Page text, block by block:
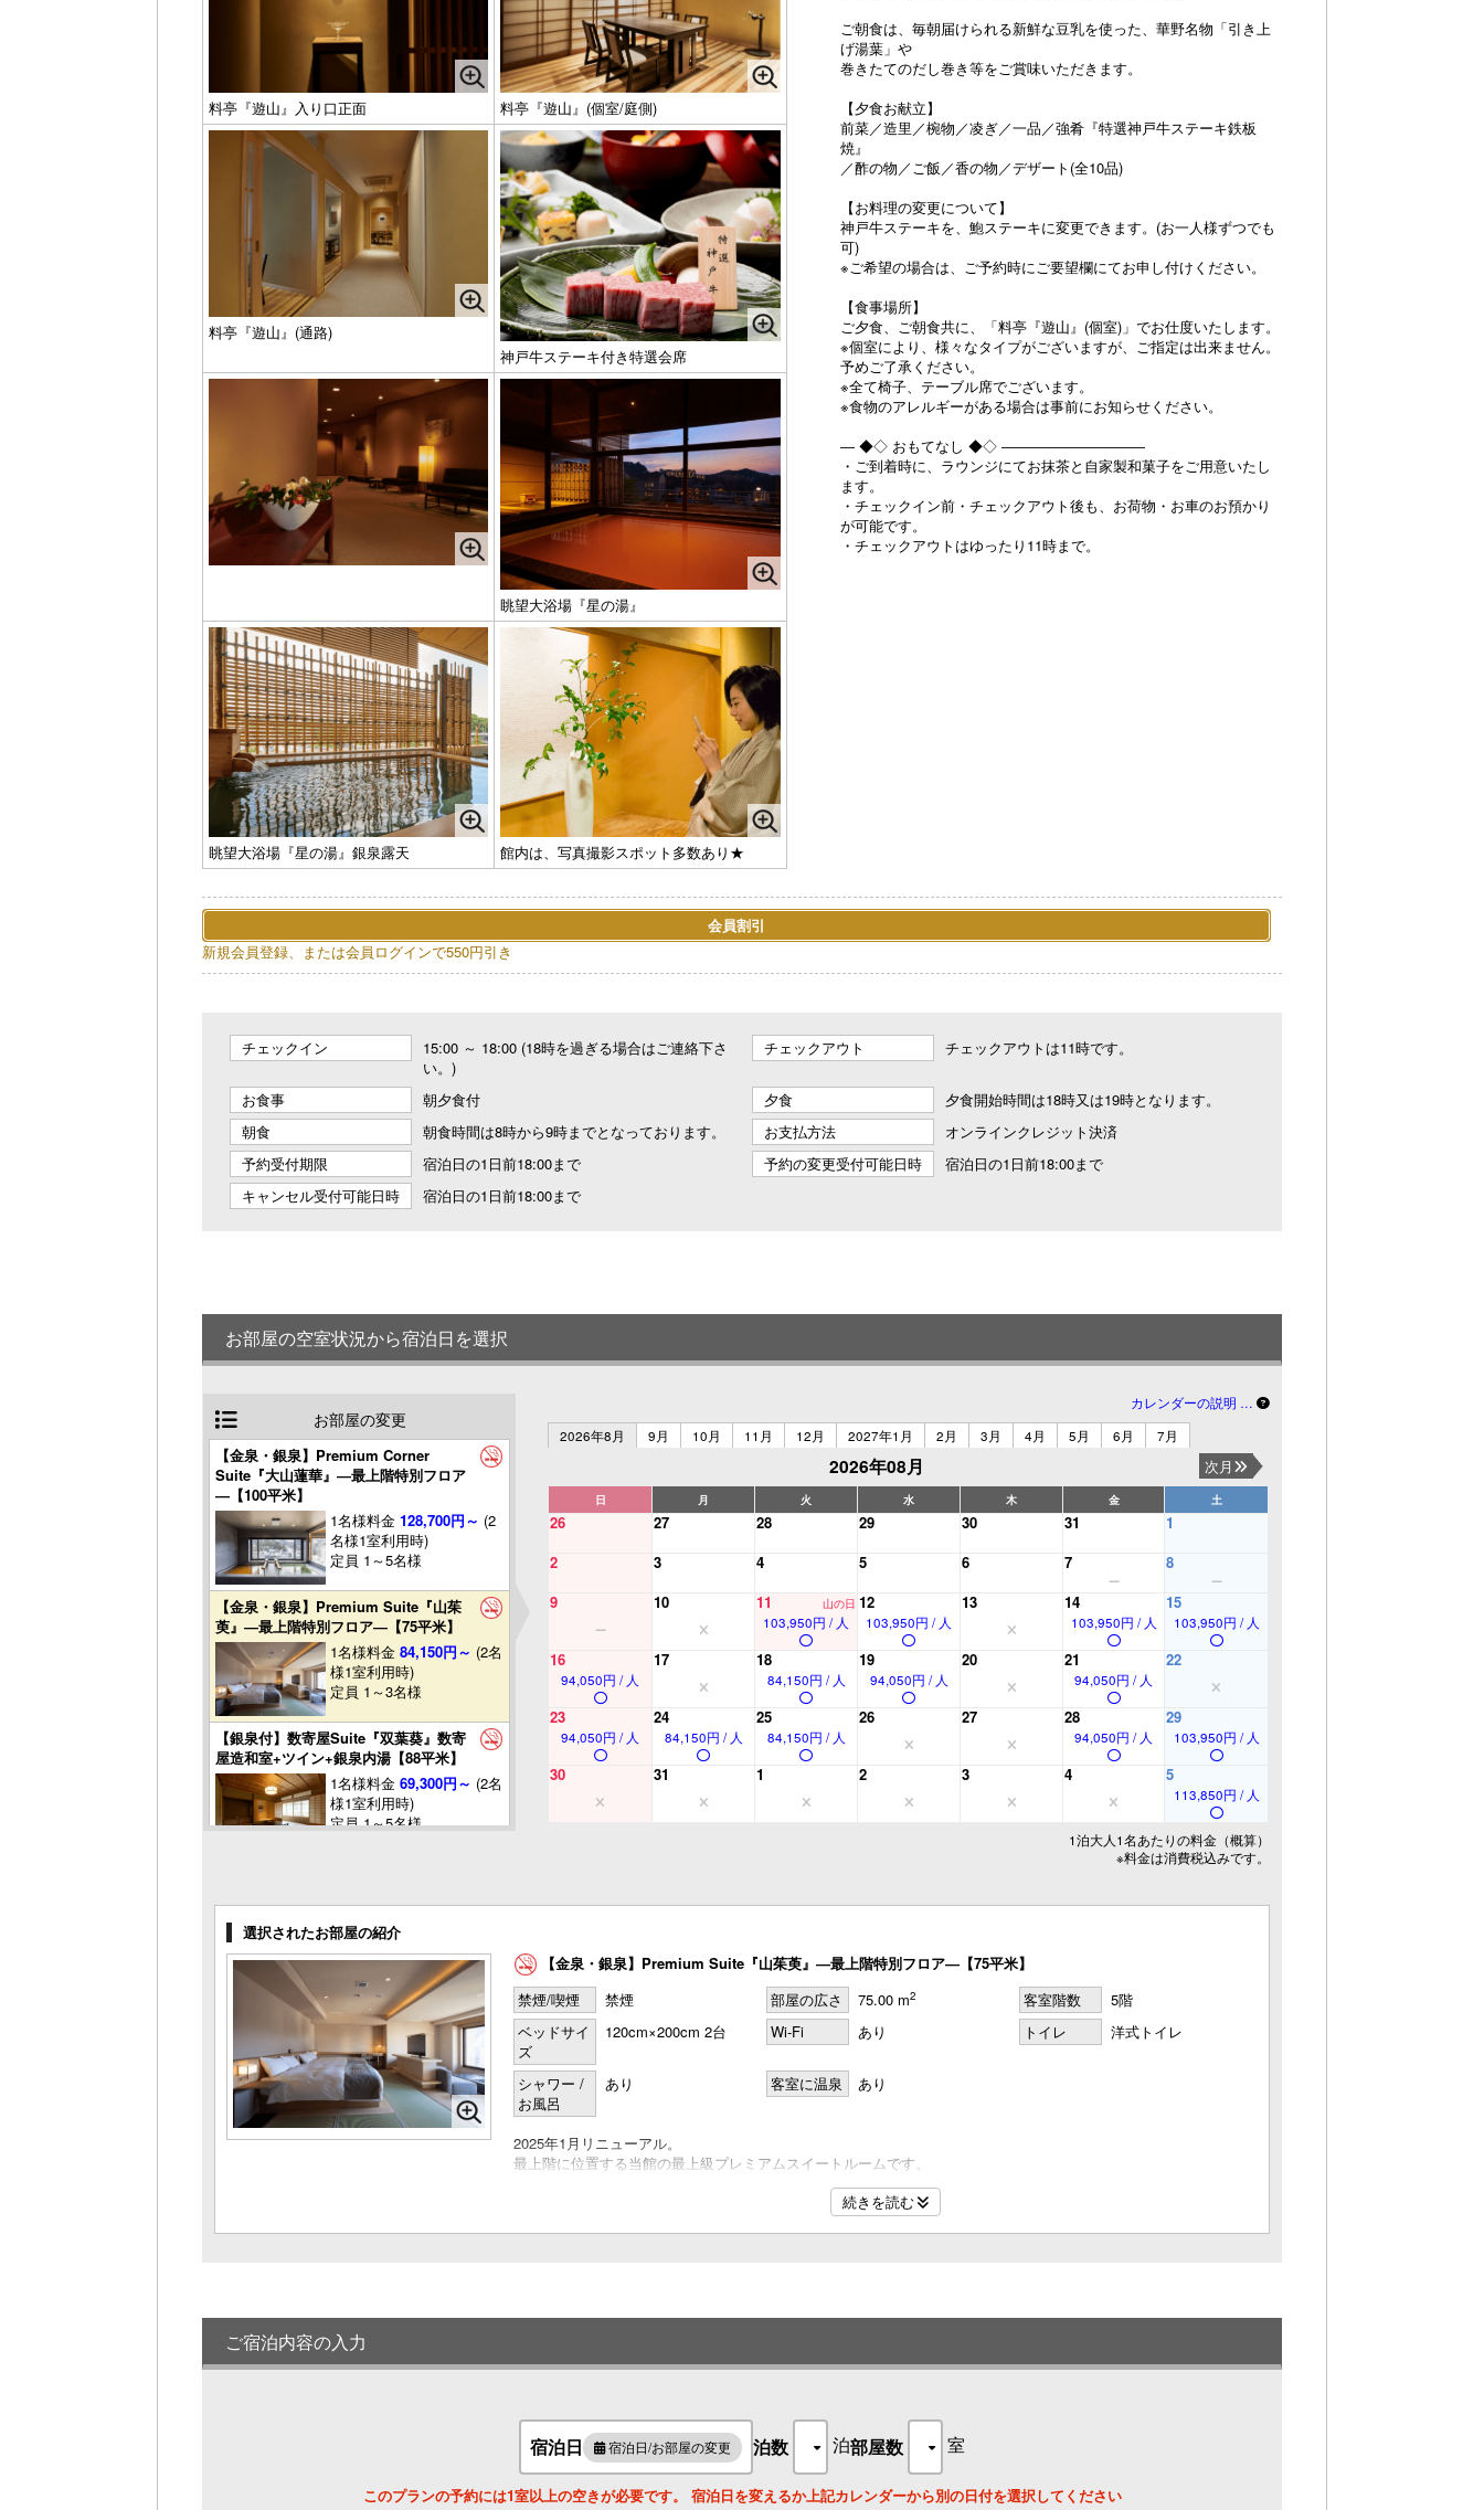
ご朝食は、毎朝届けられる新鮮な豆乳を使った、華野名物「引き上
げ湯葉」や
巻きたてのだし巻き等をご賞味いただきます。
【夕食お献立】
前菜／造里／椀物／凌ぎ／一品／強肴『特選神戸牛ステーキ鉄板
焼』
／酢の物／ご飯／香の物／デザート(全10品)
【お料理の変更について】
神戸牛ステーキを、鮑ステーキに変更できます。(お一人様ずつでも
可)
※ご希望の場合は、ご予約時にご要望欄にてお申し付けください。
【食事場所】
ご夕食、ご朝食共に、「料亭『遊山』(個室)」でお仕度いたします。
※個室により、様々なタイプがございますが、ご指定は出来ません。
予めご了承ください。
※全て椅子、テーブル席でございます。
※食物のアレルギーがある場合は事前にお知らせください。
― ◆◇ おもてなし ◆◇ ――――――――――
・ご到着時に、ラウンジにてお抹茶と自家製和菓子をご用意いたし
ます。
・チェックイン前・チェックアウト後も、お荷物・お車のお預かり
が可能です。
・チェックアウトはゆったり11時まで。
料亭『遊山』入り口正面 料亭『遊山』(個室/庭側)
料亭『遊山』(通路)
神戸牛ステーキ付き特選会席
眺望大浴場『星の湯』
眺望大浴場『星の湯』銀泉露天 館内は、写真撮影スポット多数あり★
会員割引
新規会員登録、または会員ログインで550円引き
チェックイン
15:00 ～ 18:00 (18時を過ぎる場合はご連絡下さ
い。)
チェックアウト チェックアウトは11時です。
お食事 朝夕食付 夕食
夕食開始時間は18時又は19時となります。
朝食
朝食時間は8時から9時までとなっております。 お支払方法
オンラインクレジット決済
予約受付期限
宿泊日の1日前18:00まで 予約の変更受付可能日時
宿泊日の1日前18:00まで
キャンセル受付可能日時
宿泊日の1日前18:00まで
お部屋の空室状況から宿泊日を選択
お部屋の変更
【金泉・銀泉】Premium Corner
Suite『大山蓮華』―最上階特別フロア
―【100平米】
1名様料金128,700円～ (2
名様1室利用時)
定員 1～5名様
【金泉・銀泉】Premium Suite『山茱
萸』―最上階特別フロア―【75平米】
1名様料金84,150円～ (2名
様1室利用時)
定員 1～3名様
【銀泉付】数寄屋Suite『双葉葵』数寄
屋造和室+ツイン+銀泉内湯【88平米】
1名様料金69,300円～ (2名
様1室利用時)
定員 1～5名様
平米】
1名様料金64,350円～
様1室利用時)
定員 1～4名様
【銀泉付】Suite『八角蓮』キングベッ
ド+書斎+銀泉半露天【65平米】
1名様料金44,550円～
様1室利用時)
定員 1～2名様
和室12.5畳＋9畳＋広縁＜4階／高層階＞
【64平米】
和室10畳+広縁＜4階／高層階＞【40平
和室10畳+広縁＜2階～3階＞【40平米】
1名様料金42,570円～(2名
カレンダーの説明 …
2026年8月
9月 10月 11月 12月 2027年1月 2月 3月 4月 5月 6月 7月
2026年08月 次月
日 月 火 水 木 金 土
26 27 28 29 30 31
1
2
3 4 5 6 7
8
9
10 11 山の日
103,950円 / 人
12
103,950円 / 人
13 14
103,950円 / 人
15
103,950円 / 人
16
94,050円 / 人
17 18
84,150円 / 人
19
94,050円 / 人
20 21
94,050円 / 人
22
23
94,050円 / 人
24
84,150円 / 人
25
84,150円 / 人
26 27 28
94,050円 / 人
29
103,950円 / 人
30 31 1 2 3 4 5
113,850円 / 人
1泊大人1名あたりの料金（概算）
※料金は消費税込みです。
選択されたお部屋の紹介
【金泉・銀泉】Premium Suite『山茱萸』―最上階特別フロア―【75平米】
禁煙/喫煙
禁煙 部屋の広さ 75.00 m2 客室階数
5階
ベッドサイ
ズ
120cm×200cm 2台 Wi-Fi あり トイレ 洋式トイレ
シャワー /
お風呂
あり 客室に温泉 あり
2025年1月リニューアル。
最上階に位置する当館の最上級プレミアムスイートルームです。
75平米の客室には、カッシーナ・イクスシー社製のソファを贅沢に配したリビングテラスに、
シモンズ製ツインベッドをお支度したベッドルームをご用意いたしました。
浴室は有馬温泉でも珍しい、金泉と銀泉の2種類の温泉をそれぞれたっぷりと注ぎ、夜通しいつでもお楽しみいただ
●バイオエタノール暖炉
●ミニバー完備
●アメニティにはイタリアの名門フェラガモ社製のものをご用意
●ドライヤーは最新のレプロナイザー107D plusをご用意
●ＭＡＲＶＩＳ製デンタルケア(イタリア)
●ＨＡＭＡＭ製バスローブ(トルコ)
●シモンズ製ツインベッド
続きを読む
ご宿泊内容の入力
宿泊日 宿泊日/お部屋の変更 泊数 泊部屋数 室
このプランの予約には1室以上の空きが必要です。 宿泊日を変えるか上記カレンダーから別の日付を選択してください